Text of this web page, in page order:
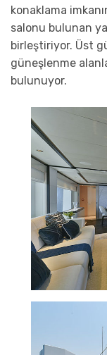
konaklama
salonu bulunan
birleştiriyor. Üst
güneşlenme
bulunuyor.